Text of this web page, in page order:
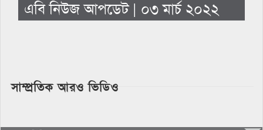
এবি নিউজ আপডেট | ০৩ মার্চ ২০২২
সাম্প্রতিক আরও ভিডিও